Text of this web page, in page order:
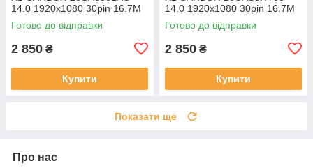
14.0 1920x1080 30pin 16.7M
45% NTSC 300 cd/m² для
ноутбука
Готово до відправки
2 850 ₴
Купити
14.0 1920x1080 30pin 16.7M
45% NTSC 300 cd/m² для
ноутбука
Готово до відправки
2 850 ₴
Купити
Показати ще
Про нас